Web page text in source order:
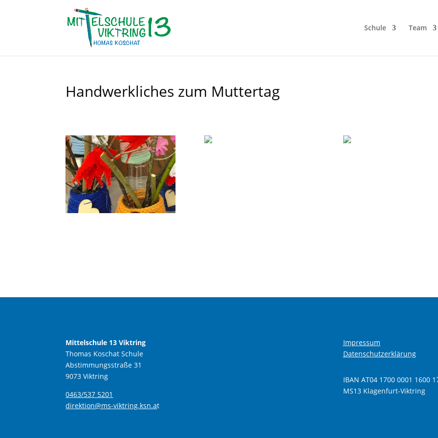
Schule Team
Handwerkliches zum Muttertag
Mittelschule 13 Viktring
Thomas Koschat Schule
Abstimmungsstraße 31
9073 Viktring
0463/537 5201
direktion@ms-viktring.ksn.at
Impressum
Datenschutzerklärung
IBAN AT04 1700 0001 1600
MS13 Klagenfurt-Viktring